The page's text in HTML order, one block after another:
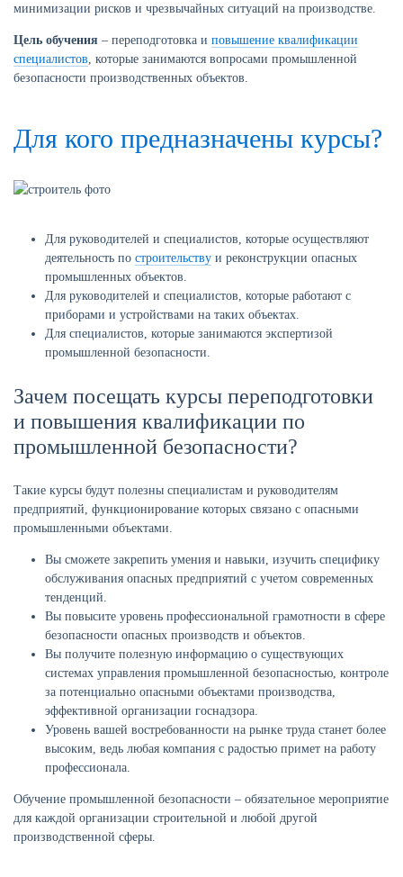
минимизации рисков и чрезвычайных ситуаций на производстве.
Цель обучения – переподготовка и повышение квалификации
специалистов, которые занимаются вопросами промышленной
безопасности производственных объектов.
Для кого предназначены курсы?
Для руководителей и специалистов, которые осуществляют
деятельность по строительству и реконструкции опасных
промышленных объектов.
Для руководителей и специалистов, которые работают с
приборами и устройствами на таких объектах.
Для специалистов, которые занимаются экспертизой
промышленной безопасности.
Зачем посещать курсы переподготовки
и повышения квалификации по
промышленной безопасности?
Такие курсы будут полезны специалистам и руководителям
предприятий, функционирование которых связано с опасными
промышленными объектами.
Вы сможете закрепить умения и навыки, изучить специфику
обслуживания опасных предприятий с учетом современных
тенденций.
Вы повысите уровень профессиональной грамотности в сфере
безопасности опасных производств и объектов.
Вы получите полезную информацию о существующих
системах управления промышленной безопасностью, контроле
за потенциально опасными объектами производства,
эффективной организации госнадзора.
Уровень вашей востребованности на рынке труда станет более
высоким, ведь любая компания с радостью примет на работу
профессионала.
Обучение промышленной безопасности – обязательное мероприятие
для каждой организации строительной и любой другой
производственной сферы.